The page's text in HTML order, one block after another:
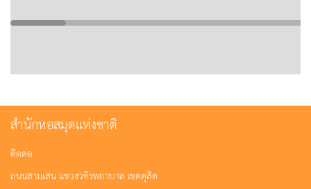
สำนักหอสมุดแห่งชาติ
ติดต่อ
ถนนสามเสน แขวงวชิรพยาบาล เขตดุสิต